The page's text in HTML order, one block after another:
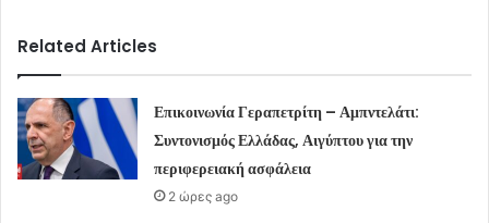
Related Articles
Επικοινωνία Γεραπετρίτη – Αμπντελάτι:
Συντονισμός Ελλάδας, Αιγύπτου για την
περιφερειακή ασφάλεια
2 ώρες ago